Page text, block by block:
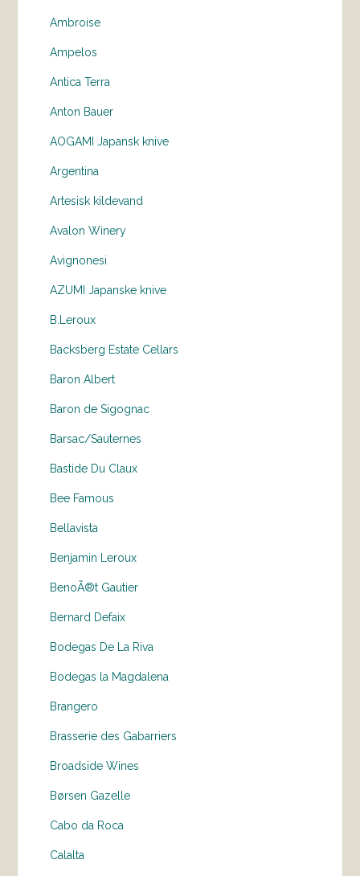
Ambroise
Ampelos
Antica Terra
Anton Bauer
AOGAMI Japansk knive
Argentina
Artesisk kildevand
Avalon Winery
Avignonesi
AZUMI Japanske knive
B.Leroux
Backsberg Estate Cellars
Baron Albert
Baron de Sigognac
Barsac/Sauternes
Bastide Du Claux
Bee Famous
Bellavista
Benjamin Leroux
BenoÃ®t Gautier
Bernard Defaix
Bodegas De La Riva
Bodegas la Magdalena
Brangero
Brasserie des Gabarriers
Broadside Wines
Børsen Gazelle
Cabo da Roca
Calalta